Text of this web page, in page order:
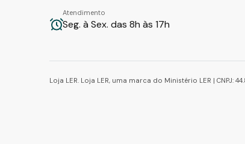
Atendimento
Seg. à Sex. das 8h às 17h
Loja LER. Loja LER, uma marca do Ministério LER | CNPJ: